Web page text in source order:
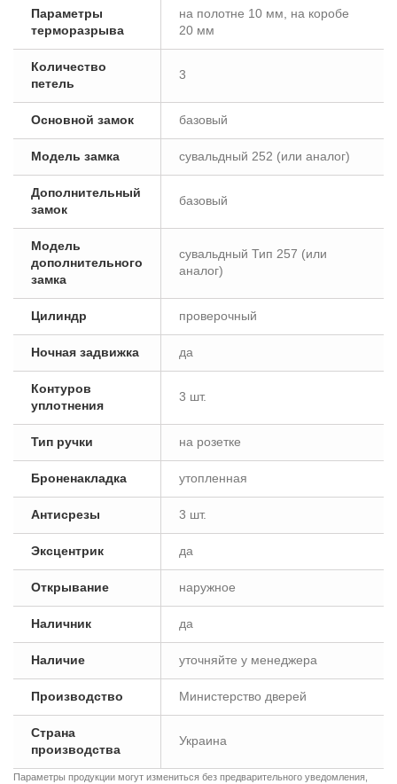
Параметры
терморазрыва
на полотне 10 мм, на коробе
20 мм
Количество
петель
3
Основной замок базовый
Модель замка сувальдный 252 (или аналог)
Дополнительный
замок
базовый
Модель
дополнительного
замка
сувальдный Тип 257 (или
аналог)
Цилиндр проверочный
Ночная задвижка да
Контуров
уплотнения
3 шт.
Тип ручки на розетке
Броненакладка утопленная
Антисрезы 3 шт.
Эксцентрик да
Открывание наружное
Наличник да
Наличие уточняйте у менеджера
Производство Министерство дверей
Страна
производства
Украина
Параметры продукции могут измениться без предварительного уведомления,